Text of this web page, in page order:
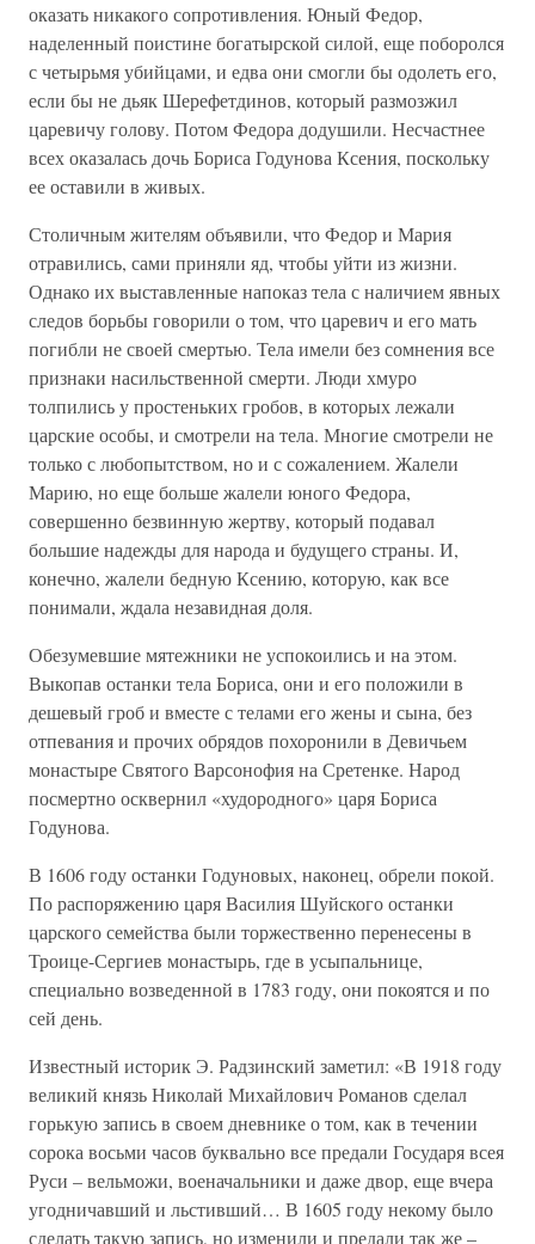
оказать никакого сопротивления. Юный Федор,
наделенный поистине богатырской силой, еще поборолся
с четырьмя убийцами, и едва они смогли бы одолеть его,
если бы не дьяк Шерефетдинов, который размозжил
царевичу голову. Потом Федора додушили. Несчастнее
всех оказалась дочь Бориса Годунова Ксения, поскольку
ее оставили в живых.
Столичным жителям объявили, что Федор и Мария
отравились, сами приняли яд, чтобы уйти из жизни.
Однако их выставленные напоказ тела с наличием явных
следов борьбы говорили о том, что царевич и его мать
погибли не своей смертью. Тела имели без сомнения все
признаки насильственной смерти. Люди хмуро
толпились у простеньких гробов, в которых лежали
царские особы, и смотрели на тела. Многие смотрели не
только с любопытством, но и с сожалением. Жалели
Марию, но еще больше жалели юного Федора,
совершенно безвинную жертву, который подавал
большие надежды для народа и будущего страны. И,
конечно, жалели бедную Ксению, которую, как все
понимали, ждала незавидная доля.
Обезумевшие мятежники не успокоились и на этом.
Выкопав останки тела Бориса, они и его положили в
дешевый гроб и вместе с телами его жены и сына, без
отпевания и прочих обрядов похоронили в Девичьем
монастыре Святого Варсонофия на Сретенке. Народ
посмертно осквернил «худородного» царя Бориса
Годунова.
В 1606 году останки Годуновых, наконец, обрели покой.
По распоряжению царя Василия Шуйского останки
царского семейства были торжественно перенесены в
Троице-Сергиев монастырь, где в усыпальнице,
специально возведенной в 1783 году, они покоятся и по
сей день.
Известный историк Э. Радзинский заметил: «В 1918 году
великий князь Николай Михайлович Романов сделал
горькую запись в своем дневнике о том, как в течении
сорока восьми часов буквально все предали Государя всея
Руси – вельможи, военачальники и даже двор, еще вчера
угодничавший и льстивший… В 1605 году некому было
сделать такую запись, но изменили и предали так же –